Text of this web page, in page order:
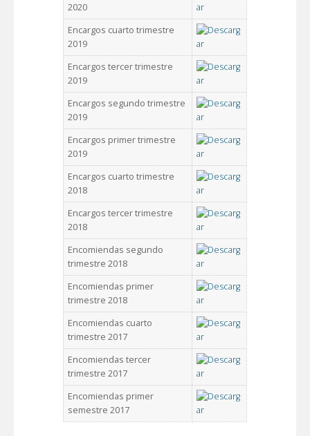
2020
Encargos cuarto trimestre
2019
Encargos tercer trimestre
2019
Encargos segundo trimestre
2019
Encargos primer trimestre
2019
Encargos cuarto trimestre
2018
Encargos tercer trimestre
2018
Encomiendas segundo
trimestre 2018
Encomiendas primer
trimestre 2018
Encomiendas cuarto
trimestre 2017
Encomiendas tercer
trimestre 2017
Encomiendas primer
semestre 2017